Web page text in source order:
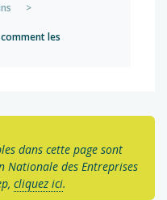
>
les
dans cette page sont
Nationale des Entreprises
cliquez ici.